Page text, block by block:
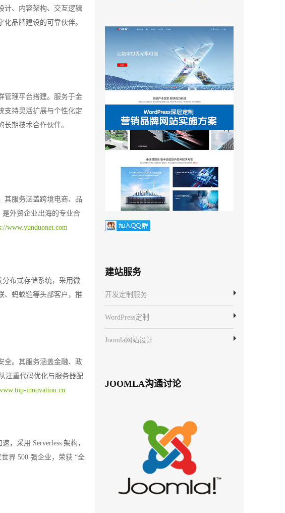
计、内容架构、交互逻辑
品牌建设的可靠伙伴。
管理平台搭建。服务于金
支持灵活扩展与个性化定
期技术合作伙伴。
其服务涵盖跨境电商、品
是外贸企业出海的专业合
www.yunduonet.com
分布式存储系统，采用微
、蚂蚁链等头部客户，推
全。其服务涵盖金融、政
注重代码优化与服务器配
innovation.cn
，采用 Serverless 架构，
界 500 强企业，荣获 “全
建站服务
开发定制服务
WordPress定制
Joomla网站设计
JOOMLA沟通讨论